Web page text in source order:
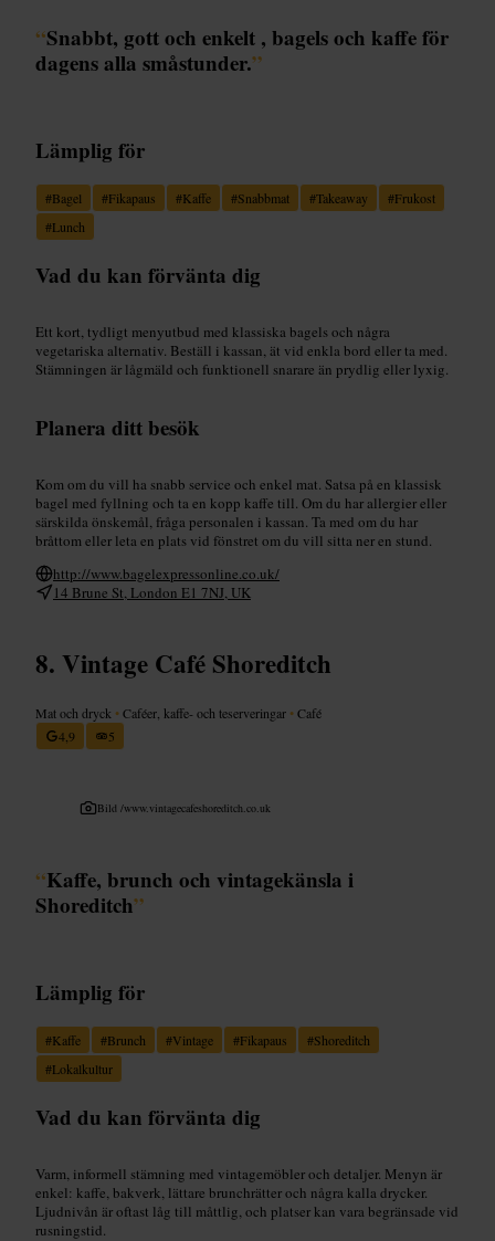
“Snabbt, gott och enkelt , bagels och kaffe för
dagens alla småstunder.”
Lämplig för
#Bagel #Fikapaus #Kaffe #Snabbmat #Takeaway #Frukost
#Lunch
Vad du kan förvänta dig
Ett kort, tydligt menyutbud med klassiska bagels och några
vegetariska alternativ. Beställ i kassan, ät vid enkla bord eller ta med.
Stämningen är lågmäld och funktionell snarare än prydlig eller lyxig.
Planera ditt besök
Kom om du vill ha snabb service och enkel mat. Satsa på en klassisk
bagel med fyllning och ta en kopp kaffe till. Om du har allergier eller
särskilda önskemål, fråga personalen i kassan. Ta med om du har
bråttom eller leta en plats vid fönstret om du vill sitta ner en stund.
http://www.bagelexpressonline.co.uk/
14 Brune St, London E1 7NJ, UK
Vintage Café Shoreditch
Mat och dryck •Caféer, kaffe- och teserveringar •Café
4,9
5
Bild /www.vintagecafeshoreditch.co.uk
“Kaffe, brunch och vintagekänsla i
Shoreditch”
Lämplig för
#Kaffe #Brunch #Vintage #Fikapaus #Shoreditch
#Lokalkultur
Vad du kan förvänta dig
Varm, informell stämning med vintagemöbler och detaljer. Menyn är
enkel: kaffe, bakverk, lättare brunchrätter och några kalla drycker.
Ljudnivån är oftast låg till måttlig, och platser kan vara begränsade vid
rusningstid.